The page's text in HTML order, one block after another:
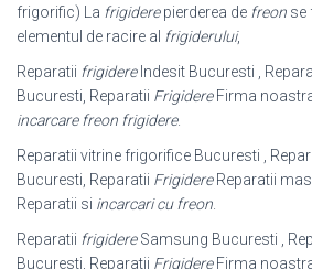
frigorific) La frigiderepierderea de freon se
elementul de racire al frigiderului,
Reparatii frigidereIndesit Bucuresti ,
Bucuresti, Reparatii FrigidereFirma
incarcare freon frigidere.
Reparatii vitrine frigorifice Bucuresti ,
Bucuresti, Reparatii FrigidereReparatii
Reparatii si incarcari cu freon
Reparatii frigidereSamsung Bucuresti ,
Bucuresti, Reparatii FrigidereFirma